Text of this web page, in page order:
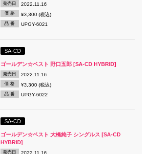
発売日 2022.11.16
価 格 ¥3,300 (税込)
品 番 UPGY-6021
SA-CD
ゴールデン☆ベスト 野口五郎 [SA-CD HYBRID]
発売日 2022.11.16
価 格 ¥3,300 (税込)
品 番 UPGY-6022
SA-CD
ゴールデン☆ベスト 大橋純子 シングルス [SA-CD
HYBRID]
発売日 2022.11.16